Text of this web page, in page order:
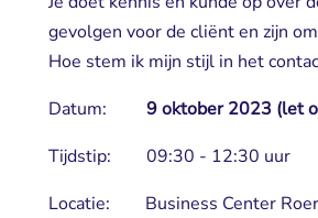
gevolgen voor de cliënt en zijn
Hoe stem ik mijn stijl in het
Datum: 9 oktober 2023 (let
Tijdstip: 09:30 - 12:30 uur
Locatie: Business Center